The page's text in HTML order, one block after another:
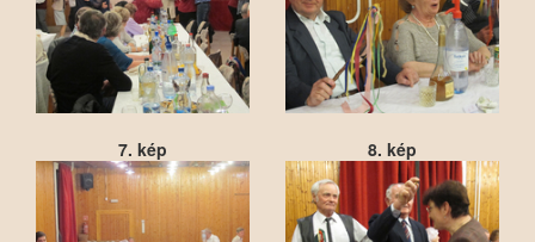
7. kép 8. kép